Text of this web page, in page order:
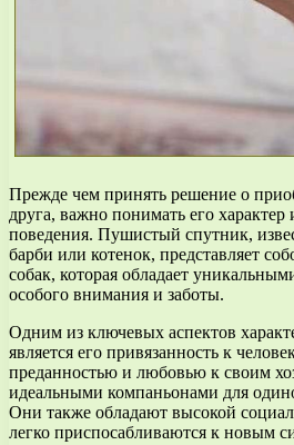
Прежде чем принять решение о
друга, важно понимать его характер
поведения. Пушистый спутник,
барби или котенок, представляет
собак, которая обладает
особого внимания и заботы.
Одним из ключевых аспектов
является его привязанность к
преданностью и любовью к своим
идеальными компаньонами для
Они также обладают высокой
легко приспосабливаются к новым